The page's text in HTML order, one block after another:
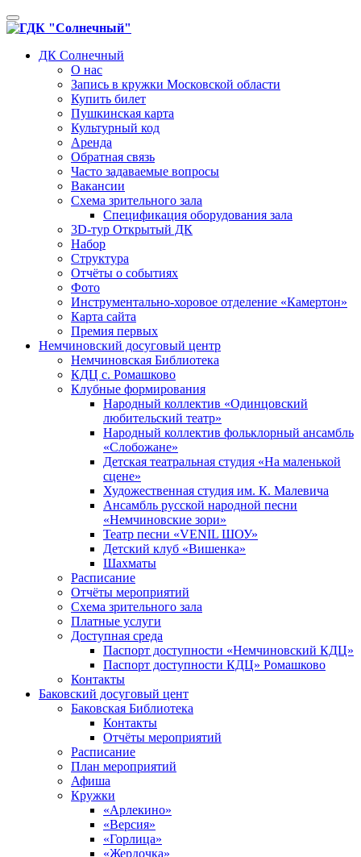
Toggle
navigation
ДК Солнечный
О нас
Запись в кружки Московской области
Купить билет
Пушкинская карта
Культурный код
Аренда
Обратная связь
Часто задаваемые вопросы
Вакансии
Схема зрительного зала
Спецификация оборудования зала
3D-тур Открытый ДК
Набор
Структура
Отчёты о событиях
Фото
Инструментально-хоровое отделение «Камертон»
Карта сайта
Премия первых
Немчиновский досуговый центр
Немчиновская Библиотека
КДЦ с. Ромашково
Клубные формирования
Народный коллектив «Одинцовский
любительский театр»
Народный коллектив фольклорный ансамбль
«Слобожане»
Детская театральная студия «На маленькой
сцене»
Художественная студия им. К. Малевича
Ансамбль русской народной песни
«Немчиновские зори»
Театр песни «VENIL ШОУ»
Детский клуб «Вишенка»
Шахматы
Расписание
Отчёты мероприятий
Схема зрительного зала
Платные услуги
Доступная среда
Паспорт доступности «Немчиновский КДЦ»
Паспорт доступности КДЦ» Ромашково
Контакты
Баковский досуговый цент
Баковская Библиотека
Контакты
Отчёты мероприятий
Расписание
План мероприятий
Афиша
Кружки
«Арлекино»
«Версия»
«Горлица»
«Жердочка»